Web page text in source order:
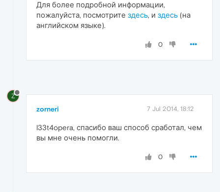
Для более подробной информации,
пожалуйста, посмотрите здесь, и здесь (на
английском языке).
0
Z
zorneri 7 Jul 2014, 18:12
l33t4opera, спасибо ваш способ сработал, чем
вы мне очень помогли.
0